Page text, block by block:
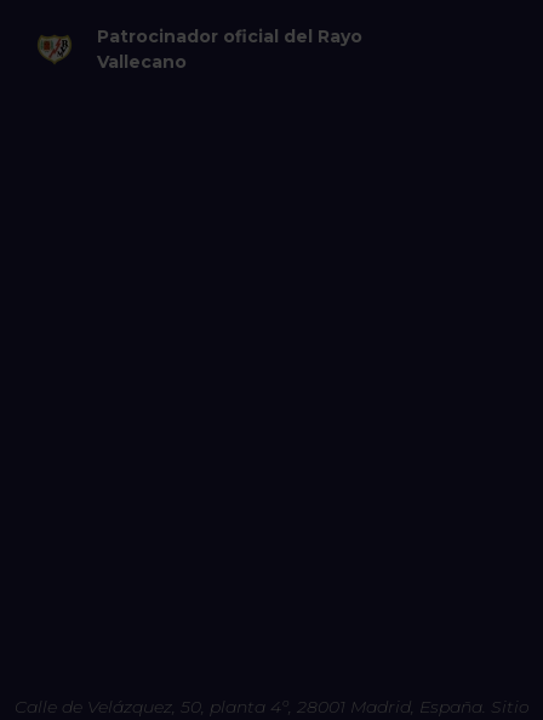
Patrocinador oficial del Rayo
Vallecano
Calle de Velázquez, 50, planta 4º, 28001 Madrid, España. Sitio